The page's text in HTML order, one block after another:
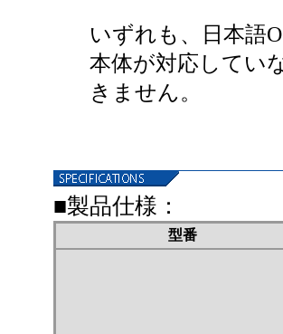
いずれも、日本語
本体が対応してい
きません。
■製品仕様：
型番